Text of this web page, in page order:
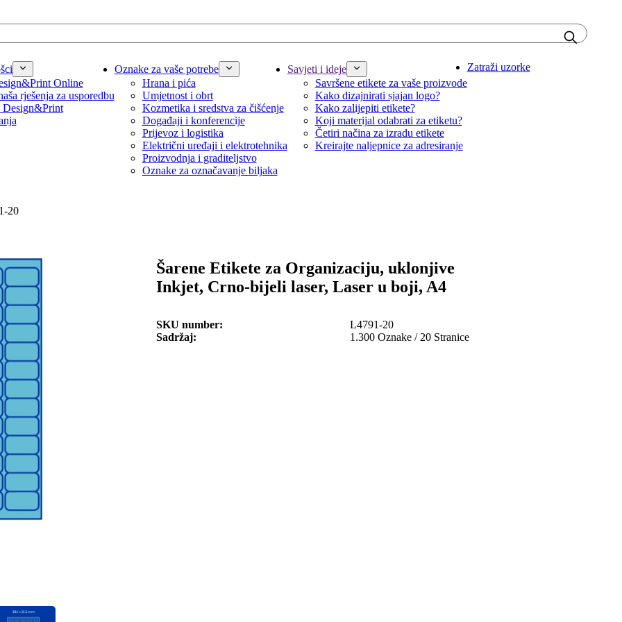
Online
rješenja za usporedbu
Design&Print
Oznake za vaše potrebe
Hrana i pića
Umjetnost i obrt
Kozmetika i sredstva za čišćenje
Događaji i konferencije
Prijevoz i logistika
Električni uređaji i elektrotehnika
Proizvodnja i graditeljstvo
Oznake za označavanje biljaka
Savjeti i ideje
Savršene etikete za vaše proizvode
Kako dizajnirati sjajan logo?
Kako zalijepiti etikete?
Koji materijal odabrati za etiketu?
Četiri načina za izradu etikete
Kreirajte naljepnice za adresiranje
Zatraži uzorke
20
Šarene Etikete za Organizaciju, uklonjive
Inkjet, Crno-bijeli laser, Laser u boji, A4
SKU number
L4791-20
Sadržaj
1.300 Oznake / 20 Stranice